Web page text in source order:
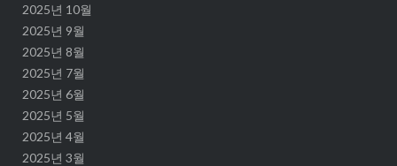
2025년 10월
2025년 9월
2025년 8월
2025년 7월
2025년 6월
2025년 5월
2025년 4월
2025년 3월